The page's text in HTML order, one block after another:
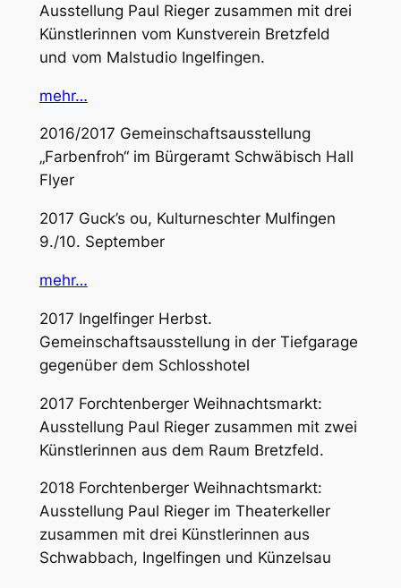
Ausstellung Paul Rieger zusammen mit drei
Künstlerinnen vom Kunstverein Bretzfeld
und vom Malstudio Ingelfingen.
mehr…
2016/2017 Gemeinschaftsausstellung
„Farbenfroh“ im Bürgeramt Schwäbisch Hall
Flyer
2017 Guck’s ou, Kulturneschter Mulfingen
9./10. September
mehr…
2017 Ingelfinger Herbst.
Gemeinschaftsausstellung in der Tiefgarage
gegenüber dem Schlosshotel
2017 Forchtenberger Weihnachtsmarkt:
Ausstellung Paul Rieger zusammen mit zwei
Künstlerinnen aus dem Raum Bretzfeld.
2018 Forchtenberger Weihnachtsmarkt:
Ausstellung Paul Rieger im Theaterkeller
zusammen mit drei Künstlerinnen aus
Schwabbach, Ingelfingen und Künzelsau